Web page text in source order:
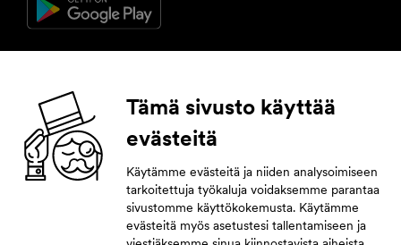
Facebook Instagram YouTube LinkedIn
Tilaa uutiskirje
Jättämällä yhteystietosi pysyt tahdissa tulevasta.
Tämä sivusto käyttää
evästeitä
Käytämme evästeitä ja niiden analysoimiseen
tarkoitettuja työkaluja voidaksemme parantaa
sivustomme käyttökokemusta. Käytämme
evästeitä myös asetustesi tallentamiseen ja